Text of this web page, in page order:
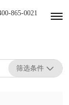
865-0021
筛选条件